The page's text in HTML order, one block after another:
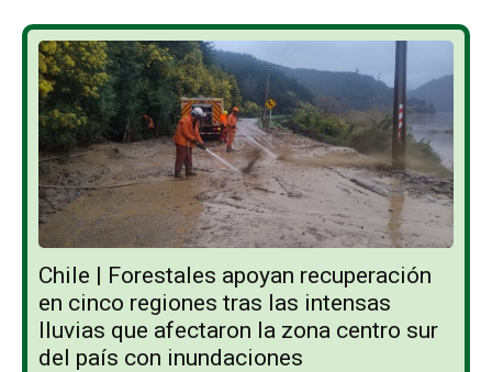
Chile | Forestales apoyan recuperación
en cinco regiones tras las intensas
lluvias que afectaron la zona centro sur
del país con inundaciones